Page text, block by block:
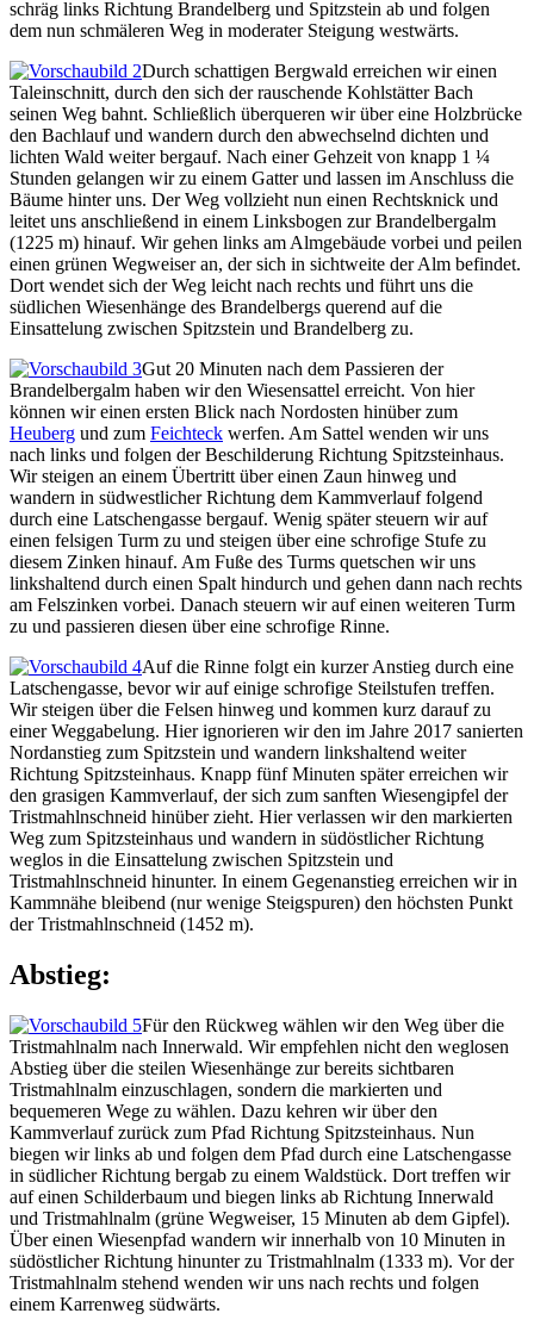
schräg links Richtung Brandelberg und Spitzstein ab und folgen
dem nun schmäleren Weg in moderater Steigung westwärts.
Durch schattigen Bergwald erreichen wir einen
Taleinschnitt, durch den sich der rauschende Kohlstätter Bach
seinen Weg bahnt. Schließlich überqueren wir über eine Holzbrücke
den Bachlauf und wandern durch den abwechselnd dichten und
lichten Wald weiter bergauf. Nach einer Gehzeit von knapp 1 ¼
Stunden gelangen wir zu einem Gatter und lassen im Anschluss die
Bäume hinter uns. Der Weg vollzieht nun einen Rechtsknick und
leitet uns anschließend in einem Linksbogen zur Brandelbergalm
(1225 m) hinauf. Wir gehen links am Almgebäude vorbei und peilen
einen grünen Wegweiser an, der sich in sichtweite der Alm befindet.
Dort wendet sich der Weg leicht nach rechts und führt uns die
südlichen Wiesenhänge des Brandelbergs querend auf die
Einsattelung zwischen Spitzstein und Brandelberg zu.
Gut 20 Minuten nach dem Passieren der
Brandelbergalm haben wir den Wiesensattel erreicht. Von hier
können wir einen ersten Blick nach Nordosten hinüber zum
Heuberg und zum Feichteck werfen. Am Sattel wenden wir uns
nach links und folgen der Beschilderung Richtung Spitzsteinhaus.
Wir steigen an einem Übertritt über einen Zaun hinweg und
wandern in südwestlicher Richtung dem Kammverlauf folgend
durch eine Latschengasse bergauf. Wenig später steuern wir auf
einen felsigen Turm zu und steigen über eine schrofige Stufe zu
diesem Zinken hinauf. Am Fuße des Turms quetschen wir uns
linkshaltend durch einen Spalt hindurch und gehen dann nach rechts
am Felszinken vorbei. Danach steuern wir auf einen weiteren Turm
zu und passieren diesen über eine schrofige Rinne.
Auf die Rinne folgt ein kurzer Anstieg durch eine
Latschengasse, bevor wir auf einige schrofige Steilstufen treffen.
Wir steigen über die Felsen hinweg und kommen kurz darauf zu
einer Weggabelung. Hier ignorieren wir den im Jahre 2017 sanierten
Nordanstieg zum Spitzstein und wandern linkshaltend weiter
Richtung Spitzsteinhaus. Knapp fünf Minuten später erreichen wir
den grasigen Kammverlauf, der sich zum sanften Wiesengipfel der
Tristmahlnschneid hinüber zieht. Hier verlassen wir den markierten
Weg zum Spitzsteinhaus und wandern in südöstlicher Richtung
weglos in die Einsattelung zwischen Spitzstein und
Tristmahlnschneid hinunter. In einem Gegenanstieg erreichen wir in
Kammnähe bleibend (nur wenige Steigspuren) den höchsten Punkt
der Tristmahlnschneid (1452 m).
Abstieg:
Für den Rückweg wählen wir den Weg über die
Tristmahlnalm nach Innerwald. Wir empfehlen nicht den weglosen
Abstieg über die steilen Wiesenhänge zur bereits sichtbaren
Tristmahlnalm einzuschlagen, sondern die markierten und
bequemeren Wege zu wählen. Dazu kehren wir über den
Kammverlauf zurück zum Pfad Richtung Spitzsteinhaus. Nun
biegen wir links ab und folgen dem Pfad durch eine Latschengasse
in südlicher Richtung bergab zu einem Waldstück. Dort treffen wir
auf einen Schilderbaum und biegen links ab Richtung Innerwald
und Tristmahlnalm (grüne Wegweiser, 15 Minuten ab dem Gipfel).
Über einen Wiesenpfad wandern wir innerhalb von 10 Minuten in
südöstlicher Richtung hinunter zu Tristmahlnalm (1333 m). Vor der
Tristmahlnalm stehend wenden wir uns nach rechts und folgen
einem Karrenweg südwärts.